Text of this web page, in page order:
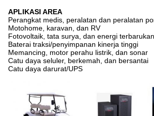
APLIKASI AREA
Perangkat medis, peralatan dan peralatan
Motohome, karavan, dan RV
Fotovoltaik, tata surya, dan energi terbarukan
Baterai traksi/penyimpanan kinerja tinggi
Memancing, motor perahu listrik, dan sonar
Catu daya seluler, berkemah, dan bersantai
Catu daya darurat/UPS